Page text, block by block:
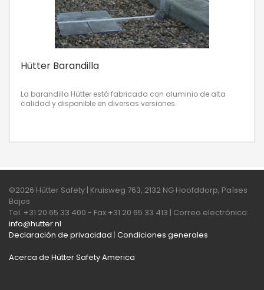
Hütter Barandilla
La barandilla Hütter está fabricada con aluminio de alta
calidad y disponible en diversas versiones.
©2026 Hütter Safety | Kruisweg 763, 2132 NG Hoofddorp, Países
Bajos
Tel. +31 20 65 33 400 - Fax +31 20 65 33 413 | Correo electrónico:
info@hutter.nl
Declaración de privacidad | Condiciones generales
Acerca de Hütter Safety America